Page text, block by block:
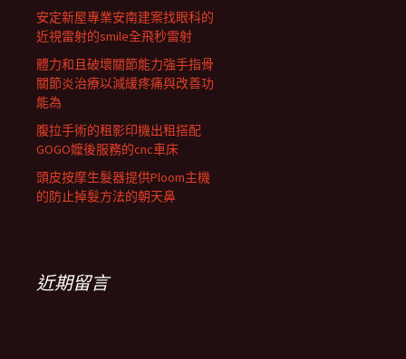
安定新屋專業安南建案找眼科的
近視雷射的smile全飛秒雷射
體力和且破壞關節能力強手指骨
關節炎治療以減緩疼痛與改善功
能為
腹拉手術的租影印機出租搭配
GOGO嬤後服務的cnc車床
頭皮按摩生髮器提供Ploom主機
的防止掉髮方法的朝天鼻
近期留言